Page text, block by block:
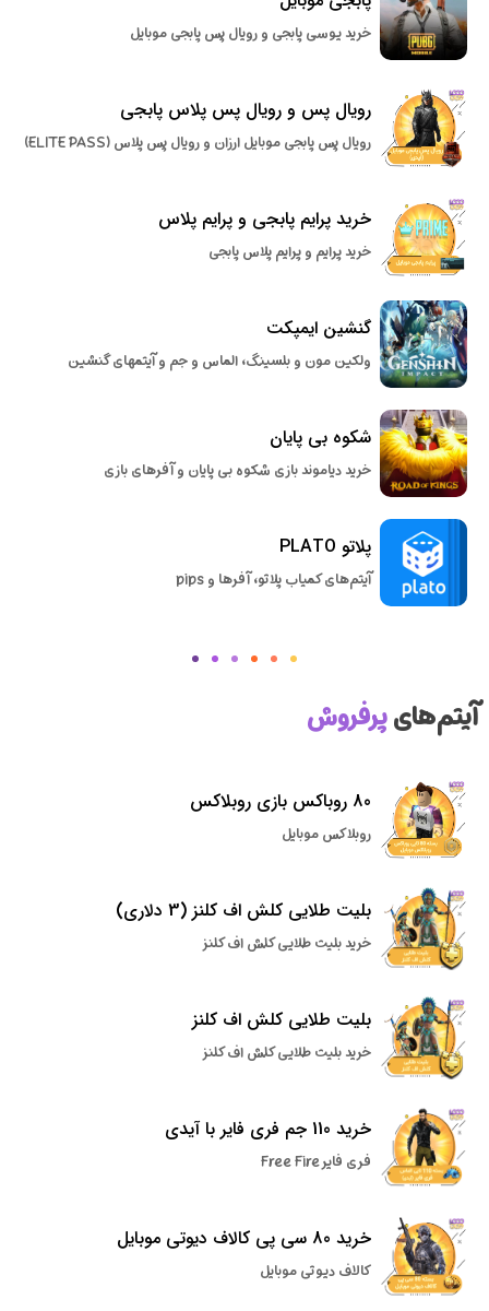
خرید یوسی پابجی و رویال پس پابجی موبایل
رویال پس و رویال پس پلاس پابجی
رویال پس پابجی موبایل ارزان و رویال پس پلاس (ELITE PASS)
خرید پرایم پابجی و پرایم پلاس
خرید پرایم و پرایم پلاس پابجی
گنشین ایمپکت
ولکین مون و بلسینگ، الماس و جم و آیتمهای گنشین
شکوه بی پایان
خرید دیاموند بازی شکوه بی پایان و آفرهای بازی
پلاتو PLATO
آیتم‌های کمیاب پلاتو، آفرها و pips
آیتم‌هایپرفروش
80 روباکس بازی روبلاکس
روبلاکس موبایل
بلیت طلایی کلش اف کلنز (3 دلاری)
خرید بلیت طلایی کلش اف کلنز
بلیت طلایی کلش اف کلنز
خرید بلیت طلایی کلش اف کلنز
خرید 110 جم فری فایر با آیدی
فری فایر Free Fire
خرید 80 سی پی کالاف دیوتی موبایل
کالاف دیوتی موبایل